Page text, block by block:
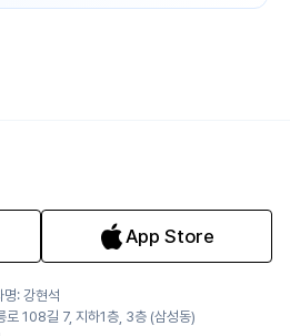
App Store
명: 강현석
로 108길 7, 지하1층, 3층 (삼성동)